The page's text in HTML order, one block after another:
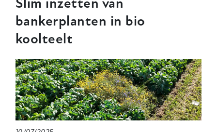
Slim inzetten van
bankerplanten in bio
koolteelt